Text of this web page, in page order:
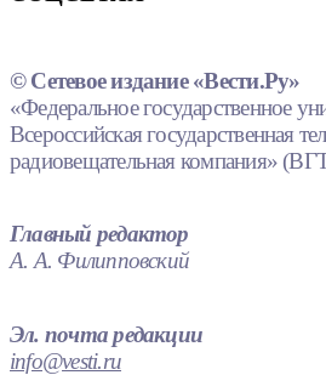
© Сетевое издание «Вести.Ру»
«Федеральное государственное
Всероссийская государственная
радиовещательная компания»
Главный редактор
А. А. Филипповский
Эл. почта редакции
info@vesti.ru